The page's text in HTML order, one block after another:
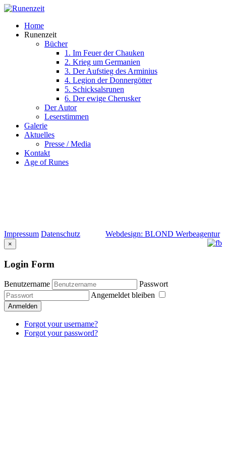
Home
Runenzeit
Bücher
1. Im Feuer der Chauken
2. Krieg um Germanien
3. Der Aufstieg des Arminius
4. Legion der Donnergötter
5. Schicksalsrunen
6. Der ewige Cherusker
Der Autor
Leserstimmen
Galerie
Aktuelles
Presse / Media
Kontakt
Age of Runes
Impressum Datenschutz Webdesign: BLOND Werbeagentur
×
Login Form
Benutzername
Passwort
Angemeldet bleiben
Anmelden
Forgot your username?
Forgot your password?